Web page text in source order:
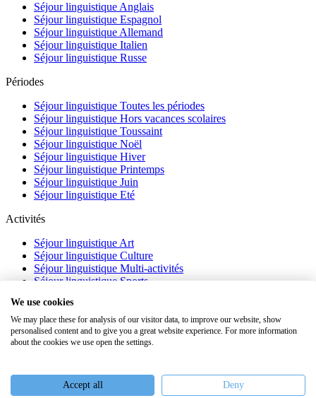
Séjour linguistique Anglais
Séjour linguistique Espagnol
Séjour linguistique Allemand
Séjour linguistique Italien
Séjour linguistique Russe
Périodes
Séjour linguistique Toutes les périodes
Séjour linguistique Hors vacances scolaires
Séjour linguistique Toussaint
Séjour linguistique Noël
Séjour linguistique Hiver
Séjour linguistique Printemps
Séjour linguistique Juin
Séjour linguistique Eté
Activités
Séjour linguistique Art
Séjour linguistique Culture
Séjour linguistique Multi-activités
Séjour linguistique Sports
À propos
FAQ
Webinaires
Nous recrutons
We use cookies
We may place these for analysis of our visitor data, to improve our website, show
personalised content and to give you a great website experience. For more information
about the cookies we use open the settings.
Accept all Deny